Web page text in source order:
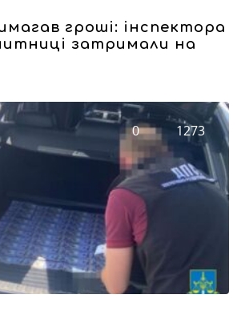
гроші: інспектора
затримали на
0 1273